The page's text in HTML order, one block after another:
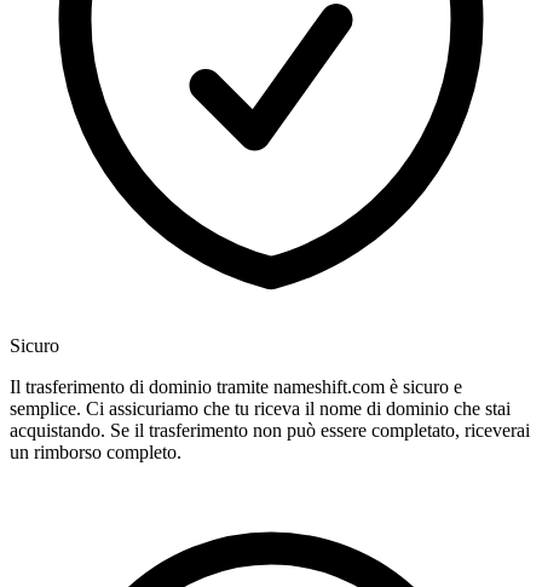
Sicuro
Il trasferimento di dominio tramite nameshift.com è sicuro e
semplice. Ci assicuriamo che tu riceva il nome di dominio che stai
acquistando. Se il trasferimento non può essere completato, riceverai
un rimborso completo.